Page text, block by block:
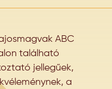
ABC
található
jellegűek,
a